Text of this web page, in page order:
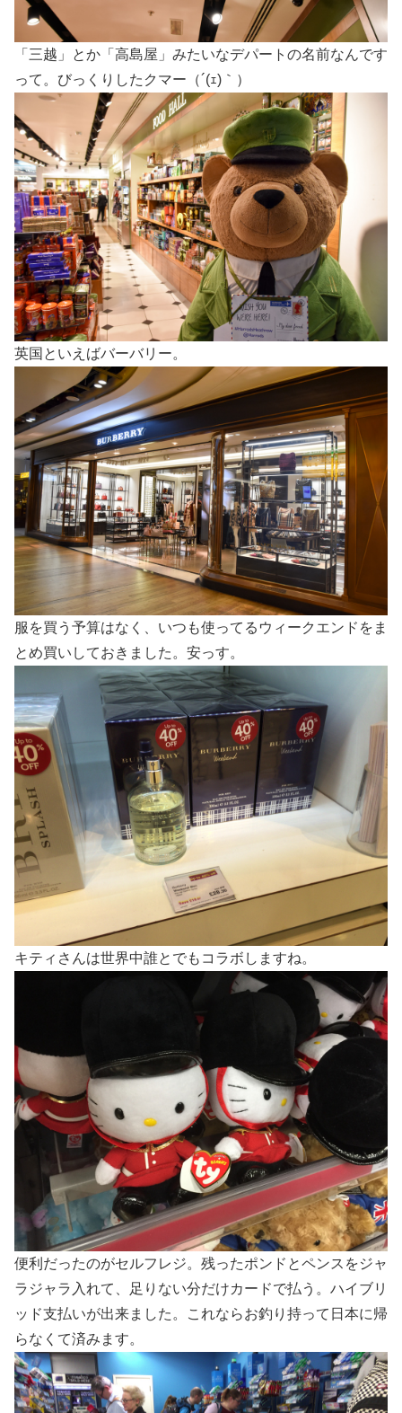
「三越」とか「高島屋」みたいなデパートの名前なんです
って。びっくりしたクマー（´(ｪ)｀）
英国といえばバーバリー。
服を買う予算はなく、いつも使ってるウィークエンドをま
とめ買いしておきました。安っす。
キティさんは世界中誰とでもコラボしますね。
便利だったのがセルフレジ。残ったポンドとペンスをジャ
ラジャラ入れて、足りない分だけカードで払う。ハイブリ
ッド支払いが出来ました。これならお釣り持って日本に帰
らなくて済みます。